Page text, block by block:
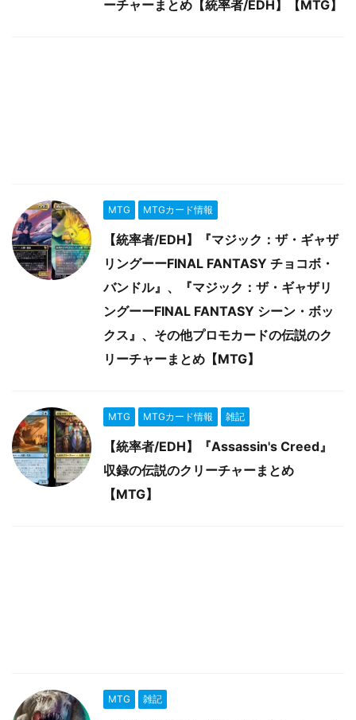
ーチャーまとめ【統率者/EDH】【MTG】
MTG MTGカード情報
【統率者/EDH】『マジック：ザ・ギャザ
リングーーFINAL FANTASY チョコボ・
バンドル』、『マジック：ザ・ギャザリ
ングーーFINAL FANTASY シーン・ボッ
クス』、その他プロモカードの伝説のク
リーチャーまとめ【MTG】
MTG MTGカード情報 雑記
【統率者/EDH】『Assassin's Creed』
収録の伝説のクリーチャーまとめ
【MTG】
MTG 雑記